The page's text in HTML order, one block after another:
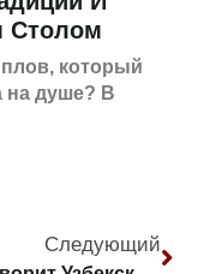
Столом
который
на душе? В
Следующий